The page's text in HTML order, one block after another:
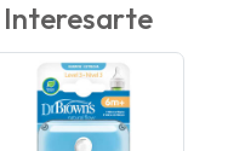
Interesarte